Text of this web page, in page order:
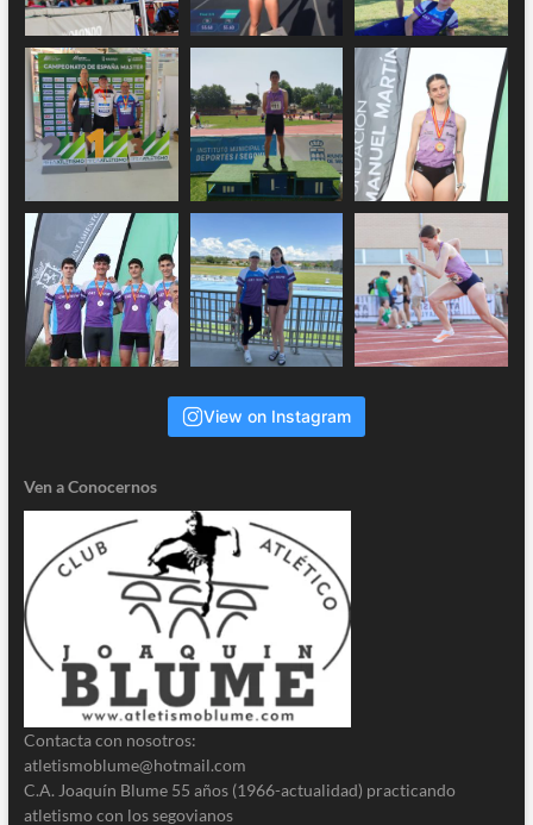
View on Instagram
Ven a Conocernos
Contacta con nosotros:
atletismoblume@hotmail.com
C.A. Joaquín Blume 55 años (1966-actualidad) practicando
atletismo con los segovianos